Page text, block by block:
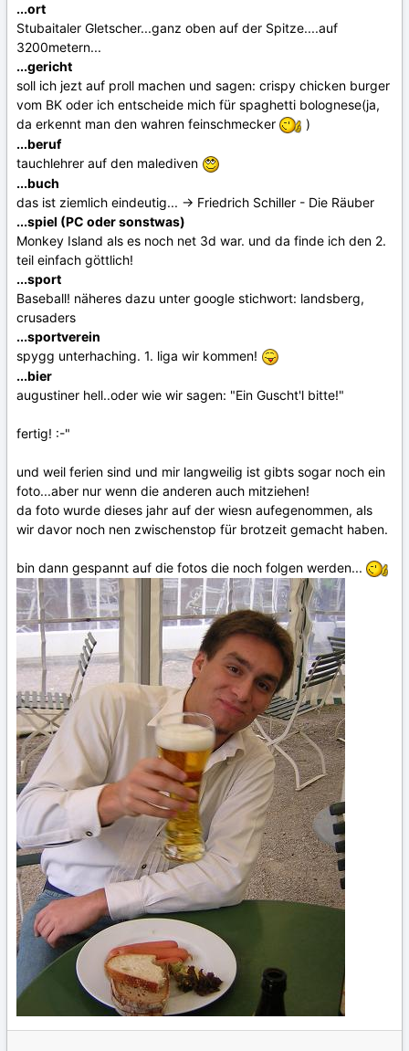
...ort
Stubaitaler Gletscher...ganz oben auf der Spitze....auf
3200metern...
...gericht
soll ich jezt auf proll machen und sagen: crispy chicken burger
vom BK oder ich entscheide mich für spaghetti bolognese(ja,
da erkennt man den wahren feinschmecker
)
...beruf
tauchlehrer auf den malediven
...buch
das ist ziemlich eindeutig... -> Friedrich Schiller - Die Räuber
...spiel (PC oder sonstwas)
Monkey Island als es noch net 3d war. und da finde ich den 2.
teil einfach göttlich!
...sport
Baseball! näheres dazu unter google stichwort: landsberg,
crusaders
...sportverein
spygg unterhaching. 1. liga wir kommen!
...bier
augustiner hell..oder wie wir sagen: "Ein Guscht'l bitte!"
fertig! :-"
und weil ferien sind und mir langweilig ist gibts sogar noch ein
foto...aber nur wenn die anderen auch mitziehen!
da foto wurde dieses jahr auf der wiesn aufegenommen, als
wir davor noch nen zwischenstop für brotzeit gemacht haben.
bin dann gespannt auf die fotos die noch folgen werden...